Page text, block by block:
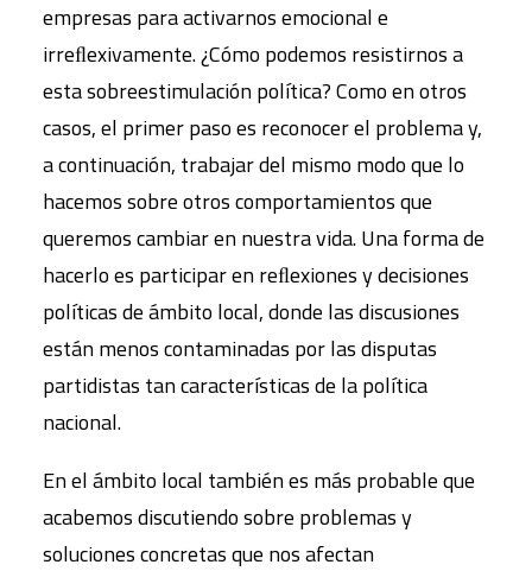
empresas para activarnos emocional e
irreﬂexivamente. ¿Cómo podemos resistirnos a
esta sobreestimulación política? Como en otros
casos, el primer paso es reconocer el problema y,
a continuación, trabajar del mismo modo que lo
hacemos sobre otros comportamientos que
queremos cambiar en nuestra vida. Una forma de
hacerlo es participar en reﬂexiones y decisiones
políticas de ámbito local, donde las discusiones
están menos contaminadas por las disputas
partidistas tan características de la política
nacional.
En el ámbito local también es más probable que
acabemos discutiendo sobre problemas y
soluciones concretas que nos afectan